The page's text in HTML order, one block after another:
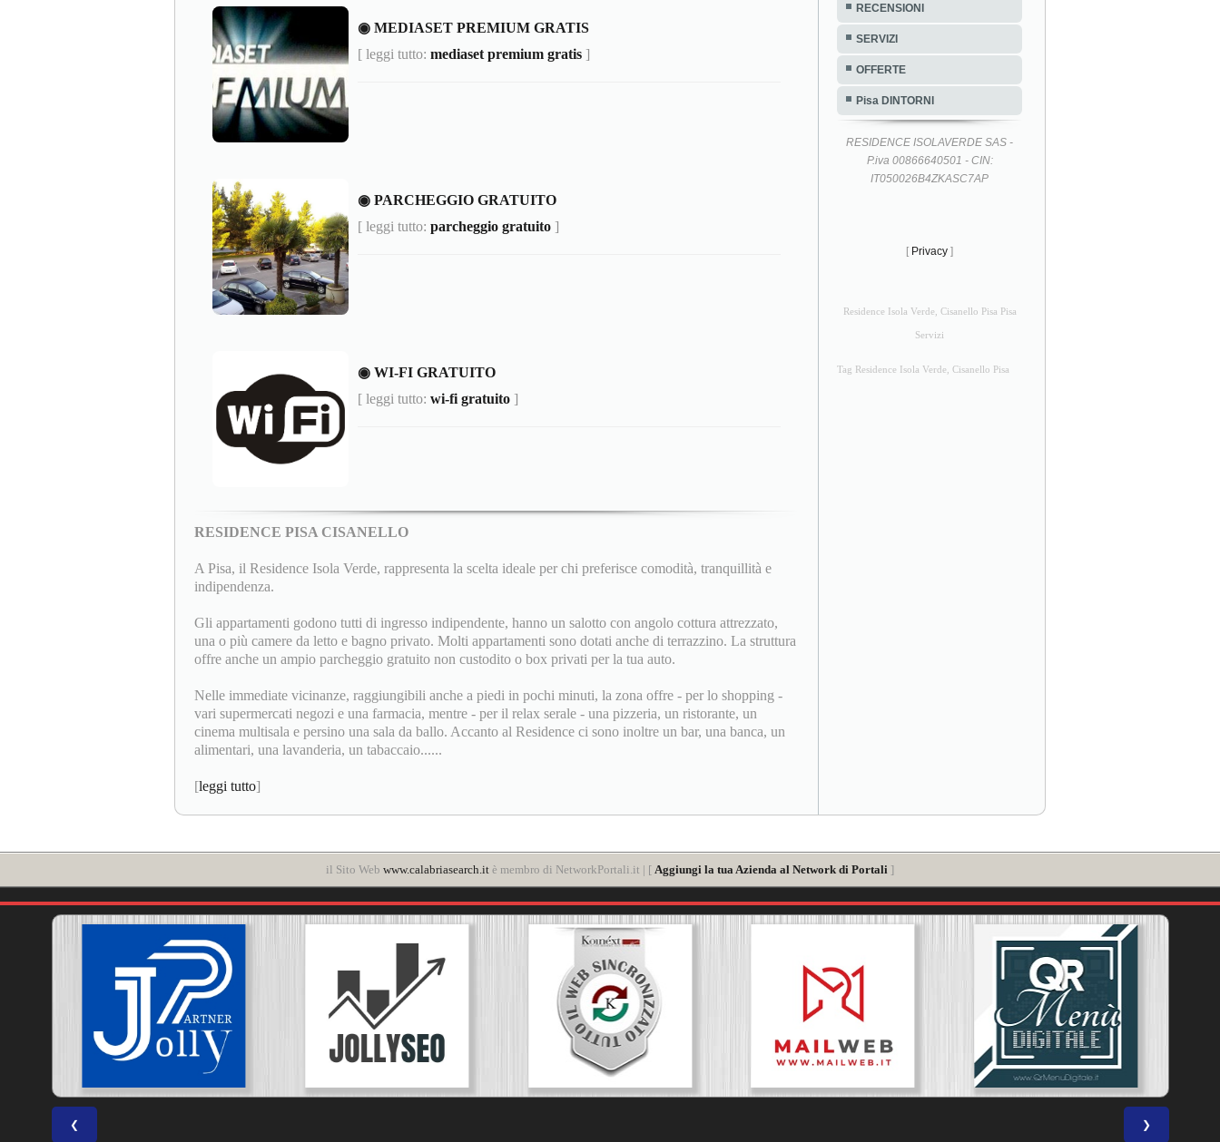
◉ MEDIASET PREMIUM GRATIS
[ leggi tutto: mediaset premium gratis ]
◉ PARCHEGGIO GRATUITO
[ leggi tutto: parcheggio gratuito ]
◉ WI-FI GRATUITO
[ leggi tutto: wi-fi gratuito ]
RESIDENCE PISA CISANELLO
A Pisa, il Residence Isola Verde, rappresenta la scelta ideale per chi preferisce comodità, tranquillità e
indipendenza.
Gli appartamenti godono tutti di ingresso indipendente, hanno un salotto con angolo cottura attrezzato,
una o più camere da letto e bagno privato. Molti appartamenti sono dotati anche di terrazzino. La struttura
offre anche un ampio parcheggio gratuito non custodito o box privati per la tua auto.
Nelle immediate vicinanze, raggiungibili anche a piedi in pochi minuti, la zona offre - per lo shopping -
vari supermercati negozi e una farmacia, mentre - per il relax serale - una pizzeria, un ristorante, un
cinema multisala e persino una sala da ballo. Accanto al Residence ci sono inoltre un bar, una banca, un
alimentari, una lavanderia, un tabaccaio......
[leggi tutto]
RECENSIONI
SERVIZI
OFFERTE
Pisa DINTORNI
RESIDENCE ISOLAVERDE SAS -
P.iva 00866640501 - CIN:
IT050026B4ZKASC7AP
[ Privacy ]
Residence Isola Verde, Cisanello Pisa Pisa
Servizi
Tag Residence Isola Verde, Cisanello Pisa
il Sito Web www.calabriasearch.it è membro di NetworkPortali.it | [ Aggiungi la tua Azienda al Network di Portali ]
❮ ❯